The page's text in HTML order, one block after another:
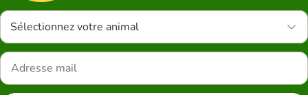
Sélectionnez votre animal